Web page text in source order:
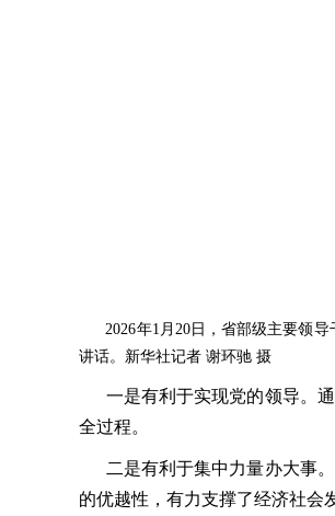
2026年1月20日，省部级主要领导
讲话。新华社记者 谢环驰 摄
一是有利于实现党的领导。通
全过程。
二是有利于集中力量办大事。
的优越性，有力支撑了经济社会